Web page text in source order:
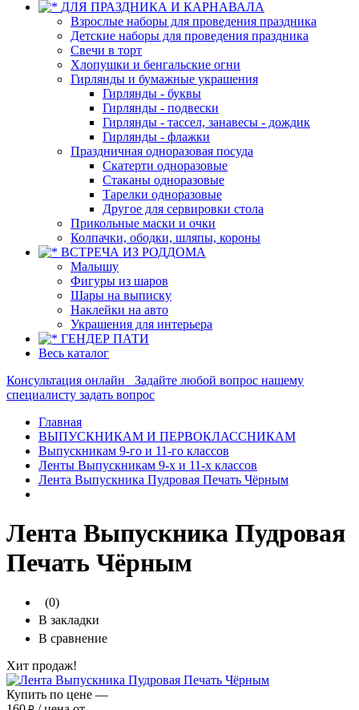
ДЛЯ ПРАЗДНИКА И КАРНАВАЛА
Взрослые наборы для проведения праздника
Детские наборы для проведения праздника
Свечи в торт
Хлопушки и бенгальские огни
Гирлянды и бумажные украшения
Гирлянды - буквы
Гирлянды - подвески
Гирлянды - тассел, занавесы - дождик
Гирлянды - флажки
Праздничная одноразовая посуда
Скатерти одноразовые
Стаканы одноразовые
Тарелки одноразовые
Другое для сервировки стола
Прикольные маски и очки
Колпачки, ободки, шляпы, короны
ВСТРЕЧА ИЗ РОДДОМА
Малышу
Фигуры из шаров
Шары на выписку
Наклейки на авто
Украшения для интерьера
ГЕНДЕР ПАТИ
Весь каталог
Консультация онлайн
Задайте любой вопрос нашему
специалисту задать вопрос
Главная
ВЫПУСКНИКАМ И ПЕРВОКЛАССНИКАМ
Выпускникам 9-го и 11-го классов
Ленты Выпускникам 9-х и 11-х классов
Лента Выпускника Пудровая Печать Чёрным
Лента Выпускника Пудровая
Печать Чёрным
(0)
В закладки
В сравнение
Хит продаж!
Купить по цене —